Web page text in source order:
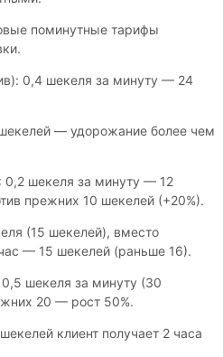
поминутные тарифы
0,4 шекеля за минуту — 24
— удорожание более чем
шекеля за минуту — 12
прежних 10 шекелей (+20%).
(15 шекелей), вместо
— 15 шекелей (раньше 16).
шекеля за минуту (30
20 — рост 50%.
клиент получает 2 часа